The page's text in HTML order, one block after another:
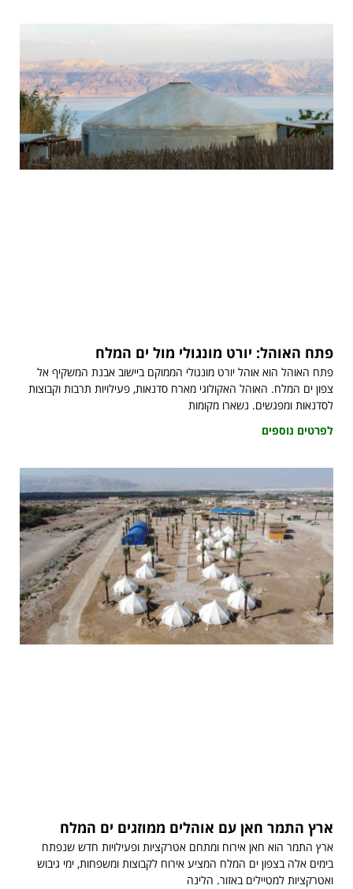
פתח האוהל: יורט מונגולי מול ים המלח
פתח האוהל הוא אוהל יורט מונגולי הממוקם ביישוב אבנת המשקיף אל
צפון ים המלח. האוהל האקולוגי מארח סדנאות, פעילויות תרבות וקבוצות
לסדנאות ומפגשים. נשארו מקומות
לפרטים נוספים
ארץ התמר חאן עם אוהלים ממוזגים ים המלח
ארץ התמר הוא חאן אירוח ומתחם אטרקציות ופעילויות חדש שנפתח
בימים אלה בצפון ים המלח המציע אירוח לקבוצות ומשפחות, ימי גיבוש
ואטרקציות למטיילים באזור. הלינה